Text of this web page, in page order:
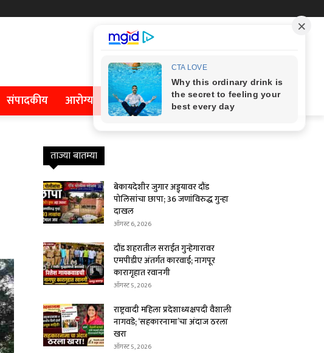
संपादकीय आरोग्य
ताज्या बातम्या
बेकायदेशीर जुगार अड्ड्यावर दौंड
पोलिसांचा छापा; 36 जणांविरुद्ध गुन्हा
दाखल
ऑगस्ट 6, 2026
दौंड शहरातील सराईत गुन्हेगारावर
एमपीडीए अंतर्गत कारवाई; नागपूर
कारागृहात रवानगी
ऑगस्ट 5, 2026
राष्ट्रवादी महिला प्रदेशाध्यक्षपदी वैशाली
नागवडे; ‘सहकारनामा’चा अंदाज ठरला
खरा
ऑगस्ट 5, 2026